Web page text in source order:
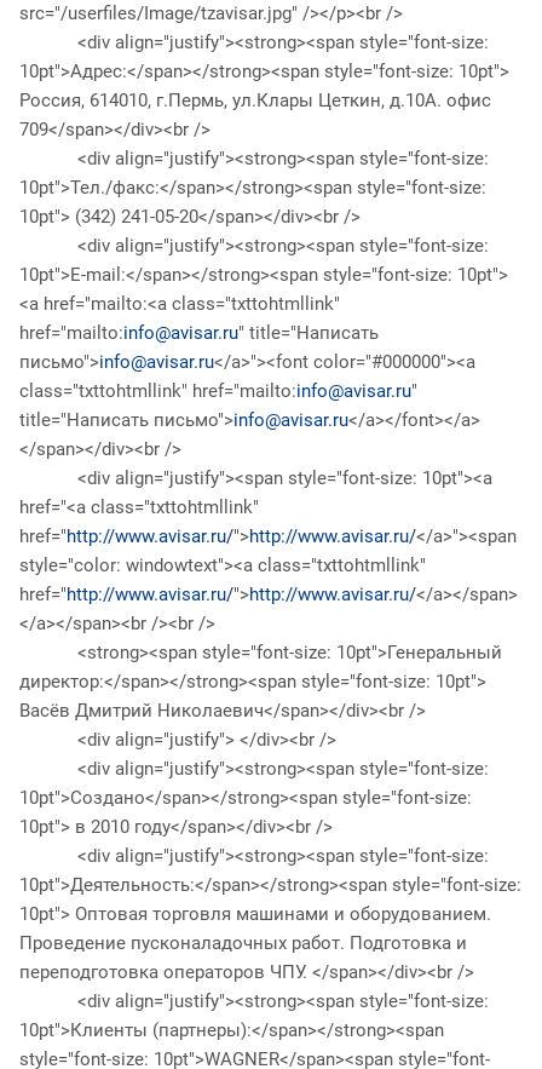
src="/userfiles/Image/tzavisar.jpg" /></p><br />
<div align="justify"><strong><span style="font-size:
10pt">Адрес:</span></strong><span style="font-size: 10pt">
Россия, 614010, г.Пермь, ул.Клары Цеткин, д.10А. офис
709</span></div><br />
<div align="justify"><strong><span style="font-size:
10pt">Тел./факс:</span></strong><span style="font-size:
10pt"> (342) 241-05-20</span></div><br />
<div align="justify"><strong><span style="font-size:
10pt">E-mail:</span></strong><span style="font-size: 10pt">
<a href="mailto:<a class="txttohtmllink"
href="mailto:info@avisar.ru" title="Написать
письмо">info@avisar.ru</a>"><font color="#000000"><a
class="txttohtmllink" href="mailto:info@avisar.ru"
title="Написать письмо">info@avisar.ru</a></font></a>
</span></div><br />
<div align="justify"><span style="font-size: 10pt"><a
href="<a class="txttohtmllink"
href="http://www.avisar.ru/">http://www.avisar.ru/</a>"><span
style="color: windowtext"><a class="txttohtmllink"
href="http://www.avisar.ru/">http://www.avisar.ru/</a></span>
</a></span><br /><br />
<strong><span style="font-size: 10pt">Генеральный
директор:</span></strong><span style="font-size: 10pt">
Васёв Дмитрий Николаевич</span></div><br />
<div align="justify"> </div><br />
<div align="justify"><strong><span style="font-size:
10pt">Создано</span></strong><span style="font-size:
10pt"> в 2010 году</span></div><br />
<div align="justify"><strong><span style="font-size:
10pt">Деятельность:</span></strong><span style="font-size:
10pt"> Оптовая торговля машинами и оборудованием.
Проведение пусконаладочных работ. Подготовка и
переподготовка операторов ЧПУ. </span></div><br />
<div align="justify"><strong><span style="font-size:
10pt">Клиенты (партнеры):</span></strong><span
style="font-size: 10pt">WAGNER</span><span style="font-